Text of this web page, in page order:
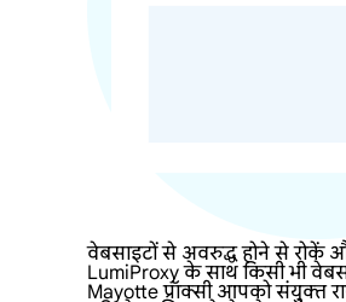
वेबसाइटों से अवरुद्ध होने से रोकें
LumiProxy के साथ किसी भी
Mayotte प्रॉक्सी आपको संयुक्त